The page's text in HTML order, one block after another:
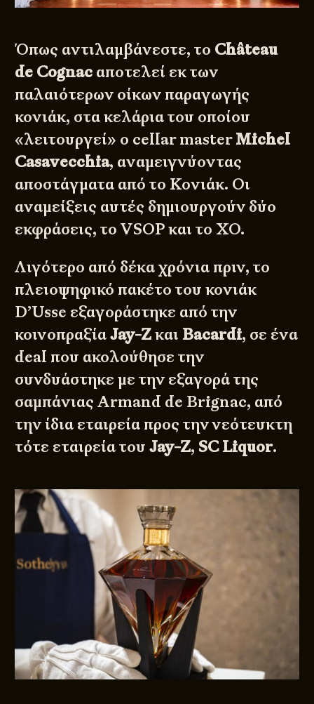
Όπως αντιλαμβάνεστε, το Château
de Cognac αποτελεί εκ των
παλαιότερων οίκων παραγωγής
κονιάκ, στα κελάρια του οποίου
«λειτουργεί» ο cellar masterMichel
Casavecchia, αναμειγνύοντας
αποστάγματα από το Κονιάκ. Οι
αναμείξεις αυτές δημιουργούν δύο
εκφράσεις, το VSOP και το XO.
Λιγότερο από δέκα χρόνια πριν, το
πλειοψηφικό πακέτο του κονιάκ
D’Usse εξαγοράστηκε από την
κοινοπραξίαJay-Zκαι Bacardi, σε ένα
deal που ακολούθησε την
συνδυάστηκε με την εξαγορά της
σαμπάνιας Armand de Brignac, από
την ίδια εταιρεία προς την νεότευκτη
τότε εταιρεία τουJay-Z, SC Liquor.